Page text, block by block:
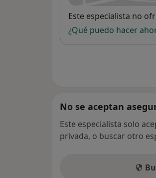
Disponibilidad
Este especialista no
¿Qué puedo hacer
No se aceptan
Este especialista solo
privada, o buscar otro